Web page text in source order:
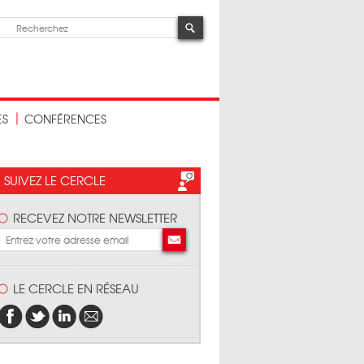
CONFÉRENCES
SUIVEZ LE CERCLE
RECEVEZ NOTRE NEWSLETTER
LE CERCLE EN RÉSEAU